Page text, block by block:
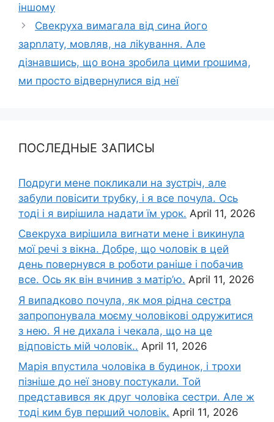
іншому
Свекруха вимагала від сина його
зарnлату, мовляв, на ліkування. Але
дізнавшись, що вона зробила цими rрошима,
ми просто відвернулися від неї
ПОСЛЕДНЫЕ ЗАПИСЫ
Подруги мене покликали на зустріч, але
забули повісити трубку, і я все почула. Ось
тоді і я вирішила надати їм урок. April 11, 2026
Свекруха вирішила виrнати мене і викинула
мої речі з вікна. Добре, що чоловік в цей
день повернувся в роботи раніше і побачив
все. Ось як він вчинив з матір’ю. April 11, 2026
Я випадково почула, як моя рідна сестра
запропонувала моєму чоловікові одружитися
з нею. Я не дихала і чекала, що на це
відповість мій чоловік.. April 11, 2026
Марія впустила чоловіка в будинок, і трохи
пізніше до неї знову постукали. Той
представився як друг чоловіка сестри. Але ж
тоді ким був перший чоловік. April 11, 2026